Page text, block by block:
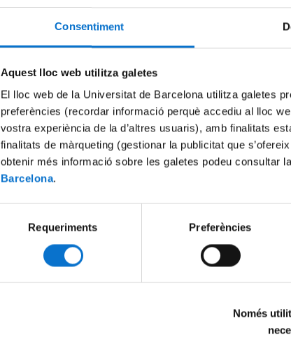
Consentiment
Aquest lloc web utilitza galetes
El lloc web de la Universitat de Barcelona utilitza galetes
preferències (recordar informació perquè accediu al lloc
vostra experiència de la d’altres usuaris), amb finalitats
finalitats de màrqueting (gestionar la publicitat que
obtenir més informació sobre les galetes podeu consultar
Barcelona.
Requeriments Preferències
Només